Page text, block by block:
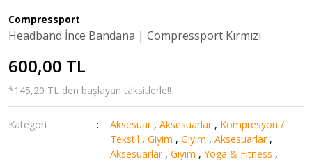
Compressport
Headband İnce Bandana | Compressport Kırmızı
600,00 TL
*145,20 TL den başlayan taksitlerle!!
Kategori Aksesuar ,Aksesuarlar , Kompresyon /
Tekstil ,Giyim ,Giyim ,Aksesuarlar ,
Aksesuarlar ,Giyim ,Yoga & Fitness ,